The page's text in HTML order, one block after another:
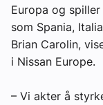
Kontakt oss:
Abonner på
Annonsere i VVS
Kontakt oss
Europa og
som Spania,
Brian Carolin,
i Nissan Europe.
– Vi akter å